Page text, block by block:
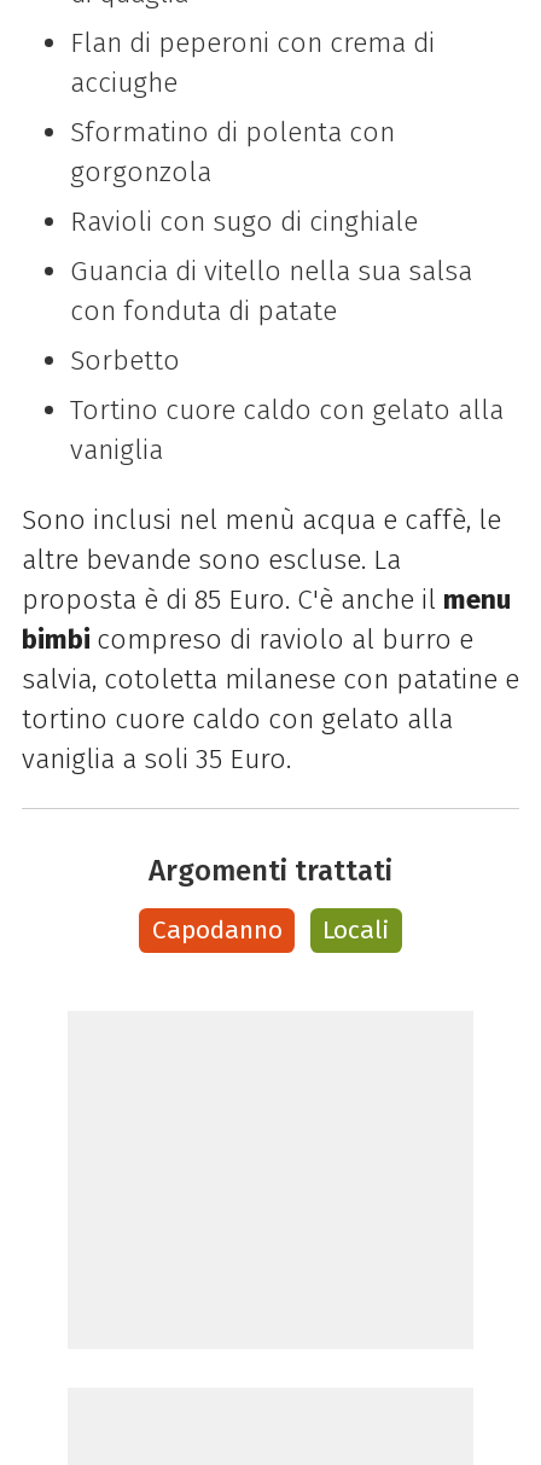
Flan di peperoni con crema di
acciughe
Sformatino di polenta con
gorgonzola
Ravioli con sugo di cinghiale
Guancia di vitello nella sua salsa
con fonduta di patate
Sorbetto
Tortino cuore caldo con gelato alla
vaniglia
Sono inclusi nel menù acqua e caffè, le
altre bevande sono escluse. La
proposta è di 85 Euro. C'è anche il menu
bimbi compreso di raviolo al burro e
salvia, cotoletta milanese con patatine e
tortino cuore caldo con gelato alla
vaniglia a soli 35 Euro.
Argomenti trattati
Capodanno Locali